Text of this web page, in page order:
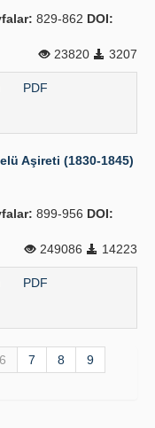
829-862 DOI:
23820
3207
PDF
Aşireti (1830-1845)
899-956 DOI:
249086
14223
PDF
6 7 8
9